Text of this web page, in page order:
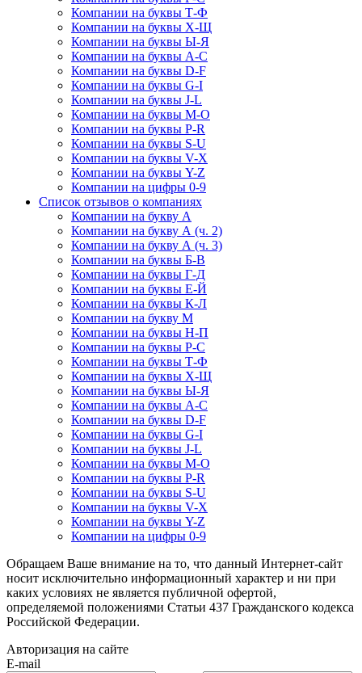
Компании на буквы Т-Ф
Компании на буквы Х-Щ
Компании на буквы Ы-Я
Компании на буквы A-C
Компании на буквы D-F
Компании на буквы G-I
Компании на буквы J-L
Компании на буквы M-O
Компании на буквы P-R
Компании на буквы S-U
Компании на буквы V-X
Компании на буквы Y-Z
Компании на цифры 0-9
Список отзывов о компаниях
Компании на букву А
Компании на букву А (ч. 2)
Компании на букву А (ч. 3)
Компании на буквы Б-В
Компании на буквы Г-Д
Компании на буквы Е-Й
Компании на буквы К-Л
Компании на букву М
Компании на буквы Н-П
Компании на буквы Р-С
Компании на буквы Т-Ф
Компании на буквы Х-Щ
Компании на буквы Ы-Я
Компании на буквы A-C
Компании на буквы D-F
Компании на буквы G-I
Компании на буквы J-L
Компании на буквы M-O
Компании на буквы P-R
Компании на буквы S-U
Компании на буквы V-X
Компании на буквы Y-Z
Компании на цифры 0-9
Обращаем Ваше внимание на то, что данный Интернет-сайт
носит исключительно информационный характер и ни при
каких условиях не является публичной офертой,
определяемой положениями Статьи 437 Гражданского кодекса
Российской Федерации.
Авторизация на сайте
E-mail